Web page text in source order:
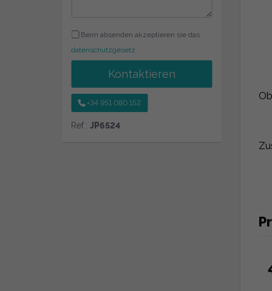
Beim absenden akzeptieren sie das
datenschutzgesetz.
Kontaktieren
+34 951 080 152
Ref.: JP6524